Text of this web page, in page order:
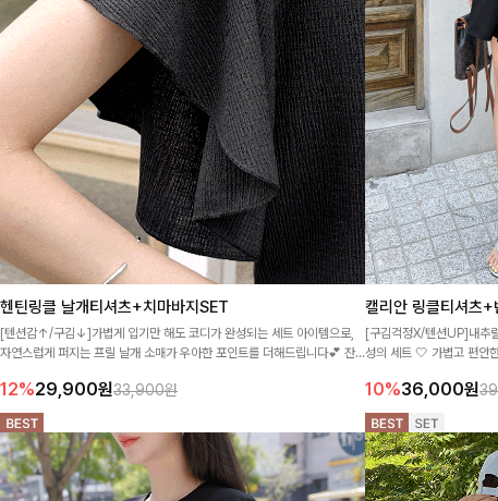
헨틴링클 날개티셔츠+치마바지SET
[텐션감↑/구김↓]가볍게 입기만 해도 코디가 완성되는 세트 아이템으로,
자연스럽게 퍼지는 프릴 날개 소매가 우아한 포인트를 더해드립니다💕 잔
게 즐겨보세요!
12%29,900원33,900원
캘리안 링클티셔츠+
[구김걱정X/텐션UP]내추
성의 세트 🤍 가볍고 편안
✨
10%36,000원